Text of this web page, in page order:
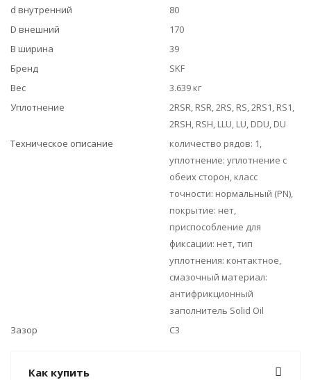
d внутренний
80
D внешний
170
B ширина
39
Бренд
SKF
Вес
3.639 кг
Уплотнение
2RSR, RSR, 2RS, RS, 2RS1, RS1,
2RSH, RSH, LLU, LU, DDU, DU
Техническое описание
количество рядов: 1,
уплотнение: уплотнение с
обеих сторон, класс
точности: нормальный (PN),
покрытие: нет,
приспособление для
фиксации: нет, тип
уплотнения: контактное,
смазочный материал:
антифрикционный
заполнитель Solid Oil
Зазор
C3
Как купить